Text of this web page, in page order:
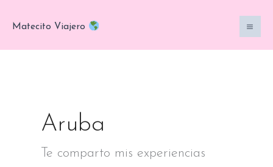
Matecito Viajero
Aruba
Te comparto mis experiencias